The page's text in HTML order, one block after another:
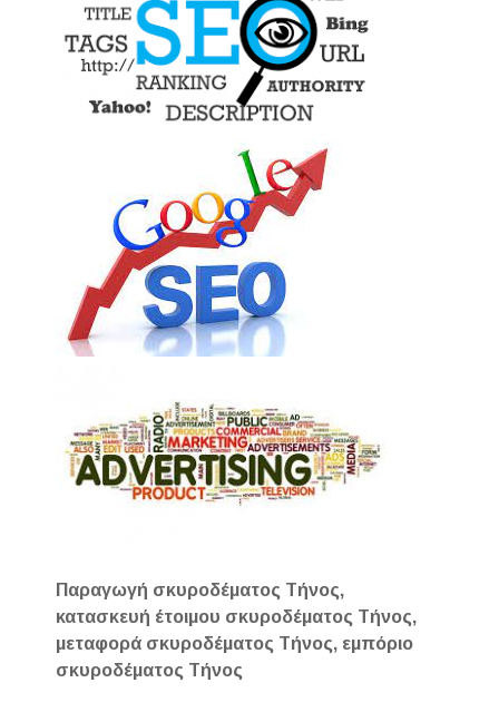
Παραγωγή σκυροδέματος Τήνος,
κατασκευή έτοιμου σκυροδέματος Τήνος,
μεταφορά σκυροδέματος Τήνος, εμπόριο
σκυροδέματος Τήνος